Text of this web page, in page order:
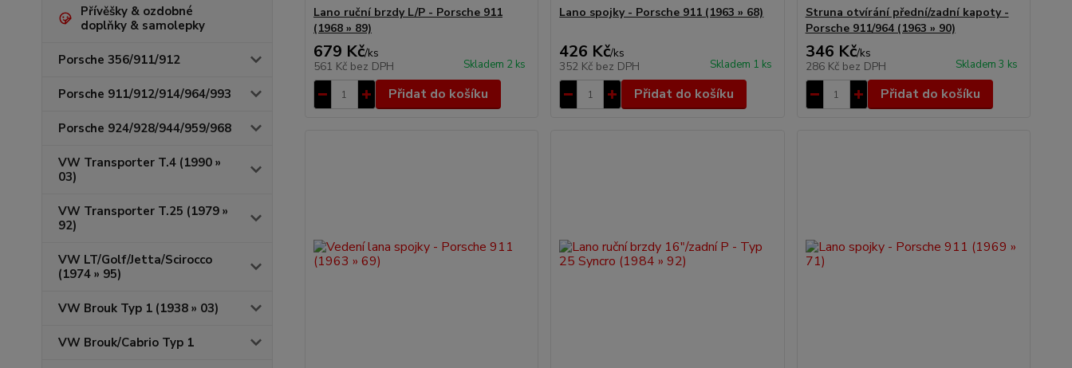
Přívěšky & ozdobné
doplňky & samolepky
Porsche 356/911/912
Porsche 911/912/914/964/993
Porsche 924/928/944/959/968
VW Transporter T.4 (1990 »
03)
VW Transporter T.25 (1979 »
92)
VW LT/Golf/Jetta/Scirocco
(1974 » 95)
VW Brouk Typ 1 (1938 » 03)
VW Brouk/Cabrio Typ 1
Lano ruční brzdy L/P - Porsche 911
(1968 » 89)
679 Kč/ks
561 Kč bez DPH Skladem 2 ks
Přidat do košíku
Lano spojky - Porsche 911 (1963 » 68)
426 Kč/ks
352 Kč bez DPH Skladem 1 ks
Přidat do košíku
Struna otvírání přední/zadní kapoty -
Porsche 911/964 (1963 » 90)
346 Kč/ks
286 Kč bez DPH Skladem 3 ks
Přidat do košíku